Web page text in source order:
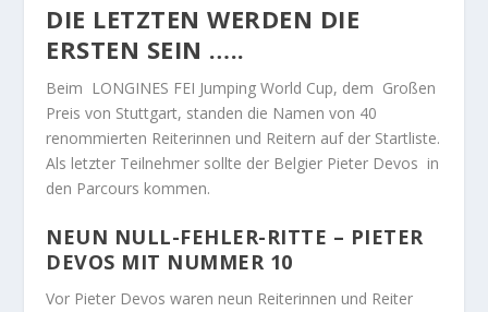
DIE LETZTEN WERDEN DIE
ERSTEN SEIN …..
Beim LONGINES FEI Jumping World Cup, dem Großen
Preis von Stuttgart, standen die Namen von 40
renommierten Reiterinnen und Reitern auf der Startliste.
Als letzter Teilnehmer sollte der Belgier Pieter Devos in
den Parcours kommen.
NEUN NULL-FEHLER-RITTE – PIETER
DEVOS MIT NUMMER 10
Vor Pieter Devos waren neun Reiterinnen und Reiter